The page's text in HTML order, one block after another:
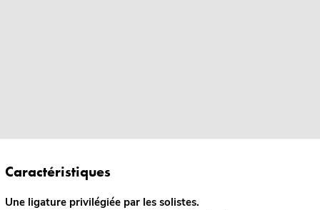
Caractéristiques
Une ligature privilégiée par les solistes.